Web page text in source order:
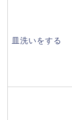
皿洗いをする